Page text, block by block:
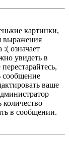
картинки,
выражения
:( означает
увидеть в
сообщение
ваше
в сообщении.